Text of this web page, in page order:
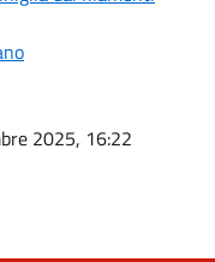
2025, 16:22